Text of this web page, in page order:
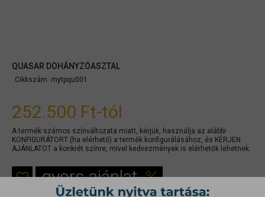
QUASAR DOHÁNYZÓASZTAL
Cikkszám: mytpqu001
252.500 Ft-tól
A termék számos színváltozata miatt, kérjük, használja az alábbi
KONFIGURÁTORT (ha elérhető) a termék konfigurálásához, és KÉRJEN
AJÁNLATOT a konkrét színre, mivel kedvezmények is elérhetők lehetnek.
gyors ajánlat